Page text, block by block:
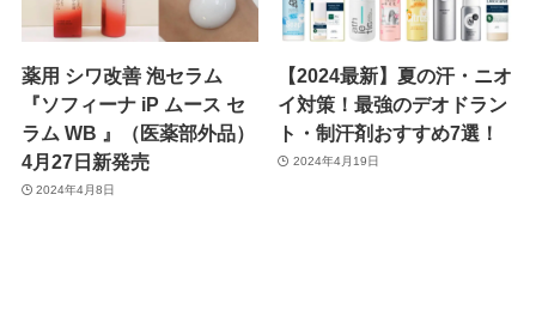
薬用 シワ改善 泡セラム
『ソフィーナ iP ムース セ
ラム WB 』（医薬部外品）
4月27日新発売
2024年4月8日
【2024最新】夏の汗・ニオ
イ対策！最強のデオドラン
ト・制汗剤おすすめ7選！
2024年4月19日